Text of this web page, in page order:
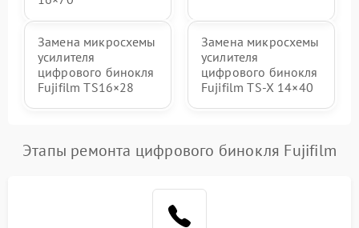
Замена микросхемы
усилителя
цифрового бинокля
Fujifilm TS16×28
Замена микросхемы
усилителя
цифрового бинокля
Fujifilm TS‑X 14×40
Этапы ремонта цифрового бинокля Fujifilm